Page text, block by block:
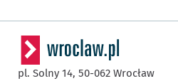
pl. Solny 14, 50-062 Wrocław